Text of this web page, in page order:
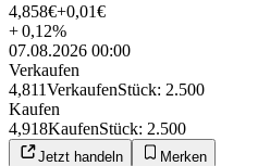
4,858€+0,01€
+0,12%
07.08.2026 00:00
Verkaufen
4,811VerkaufenStück: 2.500
Kaufen
4,918KaufenStück: 2.500
Jetzt handeln Merken